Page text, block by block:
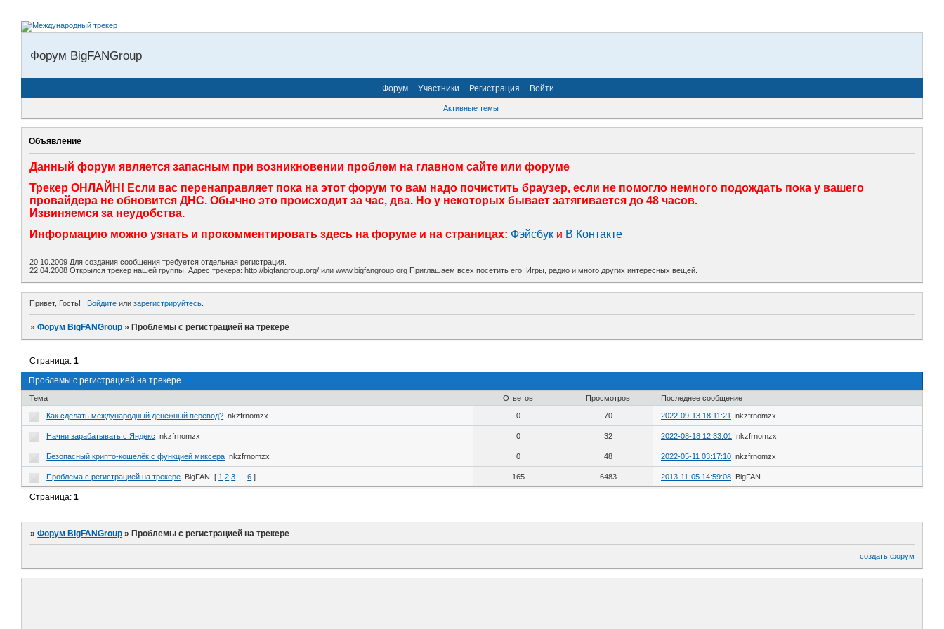
Форум BigFANGroup
Форум Участники Регистрация Войти
Активные темы
Объявление
Данный форум является запасным при возникновении проблем на главном сайте или форуме
Трекер ОНЛАЙН! Если вас перенаправляет пока на этот форум то вам надо почистить браузер, если не помогло немного подождать пока у вашего
провайдера не обновится ДНС. Обычно это происходит за час, два. Но у некоторых бывает затягивается до 48 часов.
Извиняемся за неудобства.
Информацию можно узнать и прокомментировать здесь на форуме и на страницах: Фэйсбук и В Контакте
20.10.2009 Для создания сообщения требуется отдельная регистрация.
22.04.2008 Открылся трекер нашей группы. Адрес трекера: http://bigfangroup.org/ или www.bigfangroup.org Приглашаем всех посетить его. Игры, радио и много других интересных вещей.
Привет, Гость! Войдитеили зарегистрируйтесь.
»Форум BigFANGroup » Проблемы с регистрацией на трекере
Проблемы с регистрацией на трекере
Страница:1
Тема Ответов Просмотров Последнее сообщение
Как сделать международный денежный перевод? nkzfrnomzx 0 70 2022-09-13 18:11:21 nkzfrnomzx
Начни зарабатывать с Яндекс nkzfrnomzx 0 32 2022-08-18 12:33:01 nkzfrnomzx
Безопасный крипто-кошелёк с функцией миксера nkzfrnomzx 0 48 2022-05-11 03:17:10 nkzfrnomzx
Проблема с регистрацией на трекере BigFAN [ 1 2 3 6 ] 165 6483 2013-11-05 14:59:08 BigFAN
Страница:1
»Форум BigFANGroup » Проблемы с регистрацией на трекере
создать форум